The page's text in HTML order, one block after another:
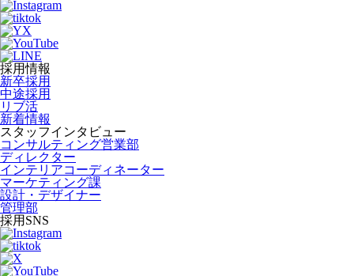
採用情報
新卒採用
中途採用
リブ活
新着情報
スタッフインタビュー
コンサルティング営業部
ディレクター
インテリアコーディネーター
マーケティング課
設計・デザイナー
管理部
採用SNS